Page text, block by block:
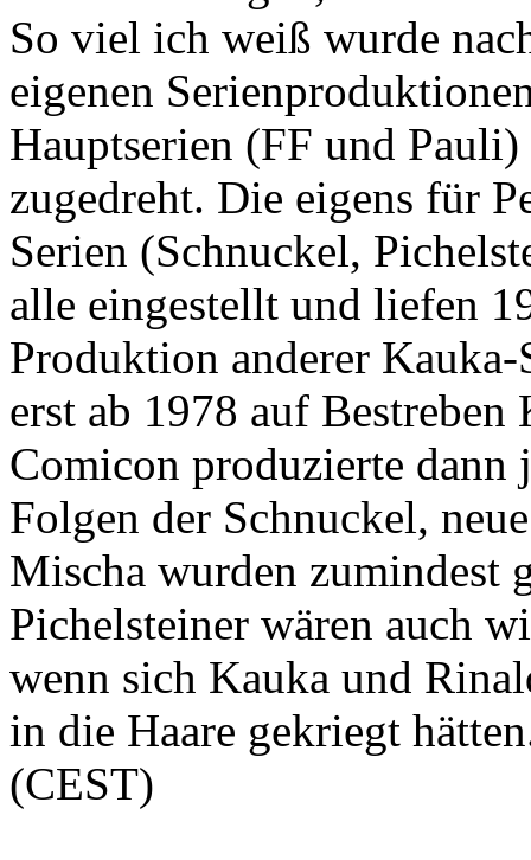
So viel ich weiß wurde
eigenen
Hauptserien (FF und
zugedreht. Die eigens für
Serien (Schnuckel,
alle eingestellt und liefen
Produktion anderer
erst ab 1978 auf
Comicon produzierte dann
Folgen der Schnuckel,
Mischa wurden zumindest
Pichelsteiner wären auch
wenn sich Kauka und
in die Haare gekriegt
(CEST)